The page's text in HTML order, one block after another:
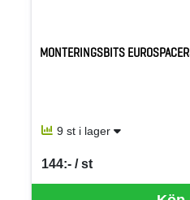
MONTERINGSBITS
9 st i lager
144:- / st
SEK per ST